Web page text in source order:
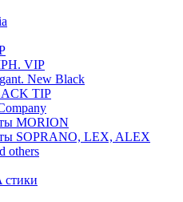
VIP
New Black
TIP
MORION
SOPRANO, LEX, ALEX
others